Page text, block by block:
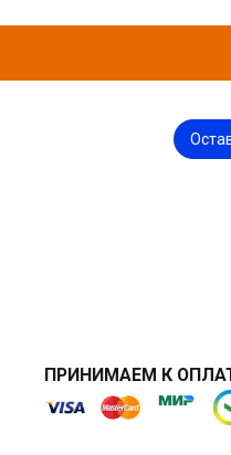
ПРИНИМАЕМ К